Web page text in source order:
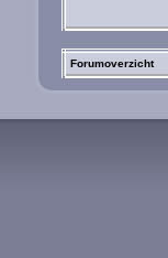
Forumoverzicht